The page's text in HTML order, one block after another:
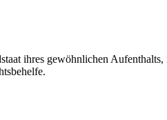
ihres gewöhnlichen Aufenthalts,